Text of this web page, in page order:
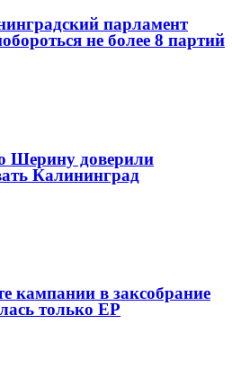
парламент
не более 8 партий
Шерину доверили
Калининград
кампании в заксобрание
только ЕР